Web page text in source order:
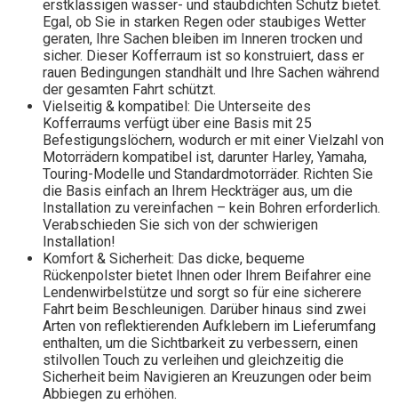
erstklassigen wasser- und staubdichten Schutz bietet.
Egal, ob Sie in starken Regen oder staubiges Wetter
geraten, Ihre Sachen bleiben im Inneren trocken und
sicher. Dieser Kofferraum ist so konstruiert, dass er
rauen Bedingungen standhält und Ihre Sachen während
der gesamten Fahrt schützt.
Vielseitig & kompatibel: Die Unterseite des
Kofferraums verfügt über eine Basis mit 25
Befestigungslöchern, wodurch er mit einer Vielzahl von
Motorrädern kompatibel ist, darunter Harley, Yamaha,
Touring-Modelle und Standardmotorräder. Richten Sie
die Basis einfach an Ihrem Heckträger aus, um die
Installation zu vereinfachen – kein Bohren erforderlich.
Verabschieden Sie sich von der schwierigen
Installation!
Komfort & Sicherheit: Das dicke, bequeme
Rückenpolster bietet Ihnen oder Ihrem Beifahrer eine
Lendenwirbelstütze und sorgt so für eine sicherere
Fahrt beim Beschleunigen. Darüber hinaus sind zwei
Arten von reflektierenden Aufklebern im Lieferumfang
enthalten, um die Sichtbarkeit zu verbessern, einen
stilvollen Touch zu verleihen und gleichzeitig die
Sicherheit beim Navigieren an Kreuzungen oder beim
Abbiegen zu erhöhen.